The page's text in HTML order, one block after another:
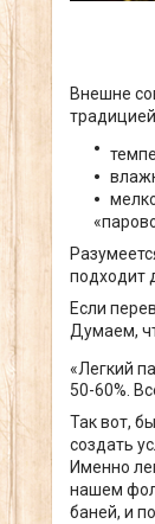
Внешне
подходит
Если
Думаем,
«Легкий
50-60%.
Так вот,
создать
Именно
нашем
баней, и